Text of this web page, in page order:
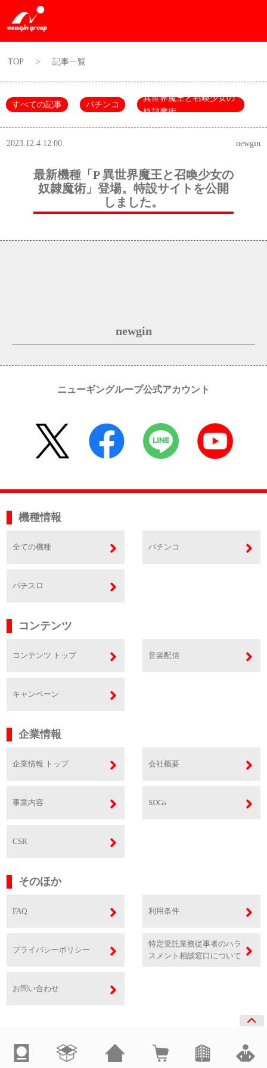
TOP > 記事一覧
すべての記事 パチンコ
異世界魔王と召喚少女の
奴隷魔術
2023.12.4 12:00 newgin
最新機種「P 異世界魔王と召喚少女の
奴隷魔術」登場。特設サイトを公開
しました。
newgin
ニューギングループ公式アカウント
機種情報
全ての機種 パチンコ
パチスロ
コンテンツ
コンテンツ トップ 音楽配信
キャンペーン
企業情報
企業情報 トップ 会社概要
事業内容 SDGs
CSR
そのほか
FAQ 利用条件
プライバシーポリシー
特定受託業務従事者のハラ
スメント相談窓口について
お問い合わせ